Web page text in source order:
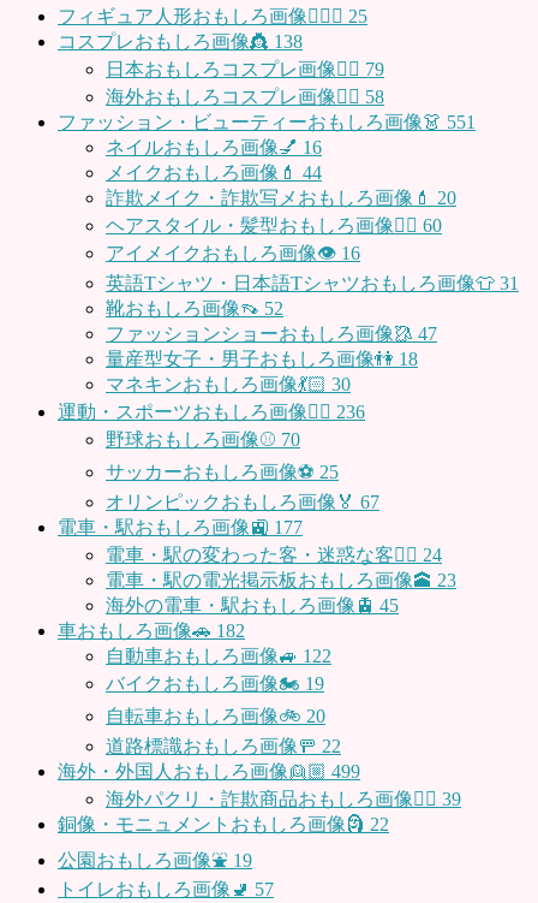
フィギュア人形おもしろ画像🧍🏼‍♂️ 25
コスプレおもしろ画像👸 138
日本おもしろコスプレ画像🧝‍♀️ 79
海外おもしろコスプレ画像🧝‍♂️ 58
ファッション・ビューティーおもしろ画像👗 551
ネイルおもしろ画像💅 16
メイクおもしろ画像💄 44
詐欺メイク・詐欺写メおもしろ画像💄 20
ヘアスタイル・髪型おもしろ画像👱‍♀️ 60
アイメイクおもしろ画像👁 16
英語Tシャツ・日本語Tシャツおもしろ画像👕 31
靴おもしろ画像👡 52
ファッションショーおもしろ画像🥻 47
量産型女子・男子おもしろ画像👫 18
マネキンおもしろ画像💃🏻 30
運動・スポーツおもしろ画像🏃‍♂️ 236
野球おもしろ画像⚾ 70
サッカーおもしろ画像⚽️ 25
オリンピックおもしろ画像🏅 67
電車・駅おもしろ画像🚉 177
電車・駅の変わった客・迷惑な客🤦‍♀️ 24
電車・駅の電光掲示板おもしろ画像🕋 23
海外の電車・駅おもしろ画像🚊 45
車おもしろ画像🚗 182
自動車おもしろ画像🚙 122
バイクおもしろ画像🏍 19
自転車おもしろ画像🚲 20
道路標識おもしろ画像🚥 22
海外・外国人おもしろ画像👱🏼 499
海外パクリ・詐欺商品おもしろ画像🙅‍♀️ 39
銅像・モニュメントおもしろ画像🗿 22
公園おもしろ画像⛲️ 19
トイレおもしろ画像🚽 57